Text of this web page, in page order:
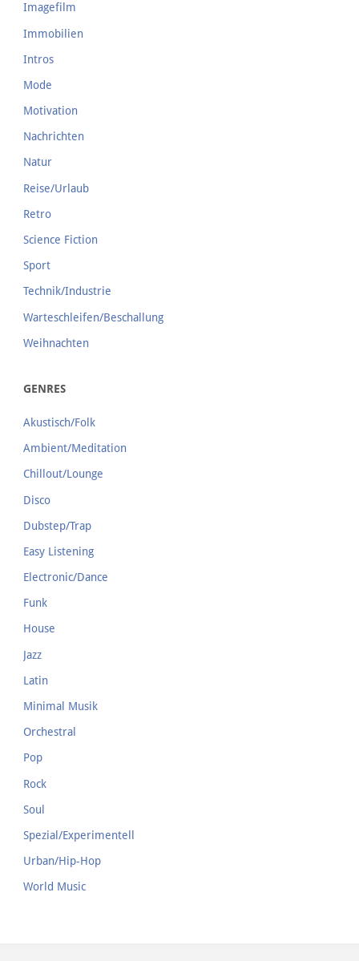
Imagefilm
Immobilien
Intros
Mode
Motivation
Nachrichten
Natur
Reise/Urlaub
Retro
Science Fiction
Sport
Technik/Industrie
Warteschleifen/Beschallung
Weihnachten
GENRES
Akustisch/Folk
Ambient/Meditation
Chillout/Lounge
Disco
Dubstep/Trap
Easy Listening
Electronic/Dance
Funk
House
Jazz
Latin
Minimal Musik
Orchestral
Pop
Rock
Soul
Spezial/Experimentell
Urban/Hip-Hop
World Music